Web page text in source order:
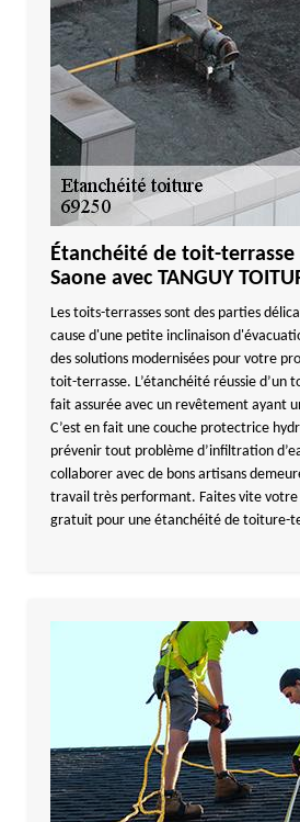
Étanchéité de toit-terrasse
Saone avec TANGUY
Les toits-terrasses sont des parties
cause d'une petite inclinaison
des solutions modernisées pour votre
toit-terrasse. L’étanchéité réussie d’un
fait assurée avec un revêtement ayant
C’est en fait une couche protectrice
prévenir tout problème d’infiltration
collaborer avec de bons artisans
travail très performant. Faites vite votre
gratuit pour une étanchéité de toiture-